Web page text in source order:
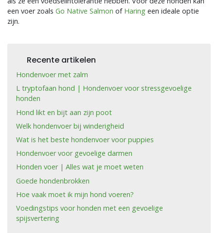
een voer zoals Go Native Salmon of Haring een ideale optie
zijn.
Recente artikelen
Hondenvoer met zalm
L tryptofaan hond | Hondenvoer voor stressgevoelige
honden
Hond likt en bijt aan zijn poot
Welk hondenvoer bij winderigheid
Wat is het beste hondenvoer voor puppies
Hondenvoer voor gevoelige darmen
Honden voer | Alles wat je moet weten
Goede hondenbrokken
Hoe vaak moet ik mijn hond voeren?
Voedingstips voor honden met een gevoelige
spijsvertering